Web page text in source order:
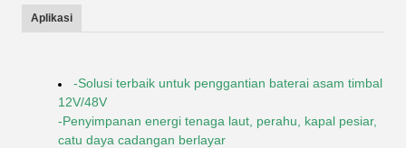
Aplikasi
-Solusi terbaik untuk penggantian baterai asam timbal
12V/48V
-Penyimpanan energi tenaga laut, perahu, kapal pesiar,
catu daya cadangan berlayar